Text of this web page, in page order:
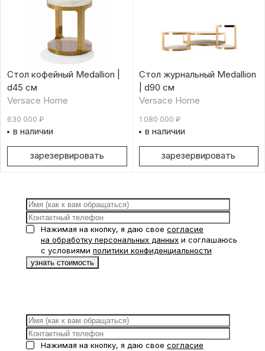
Стол кофейный Medallion |
d45 см
Versace Home
630 000 ₽
в наличии
зарезервировать
Стол журнальный Medallion
| d90 см
Versace Home
1 080 000 ₽
в наличии
зарезервировать
Нажимая на кнопку, я даю свое согласие
на обработку персональных данных и соглашаюсь
с условиями политики конфиденциальности
Нажимая на кнопку, я даю свое согласие